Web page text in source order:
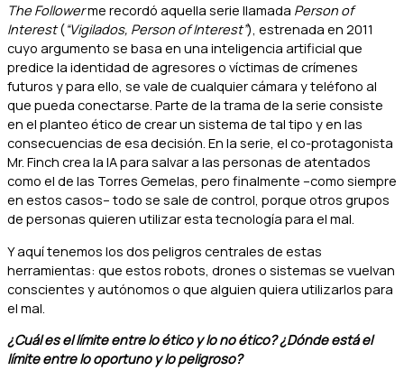
The Followerme recordó aquella serie llamada Person of
Interest(“Vigilados, Person of Interest”), estrenada en 2011
cuyo argumento se basa en una inteligencia artificial que
predice la identidad de agresores o víctimas de crímenes
futuros y para ello, se vale de cualquier cámara y teléfono al
que pueda conectarse. Parte de la trama de la serie consiste
en el planteo ético de crear un sistema de tal tipo y en las
consecuencias de esa decisión. En la serie, el co-protagonista
Mr. Finch crea la IA para salvar a las personas de atentados
como el de las Torres Gemelas, pero finalmente –como siempre
en estos casos– todo se sale de control, porque otros grupos
de personas quieren utilizar esta tecnología para el mal.
Y aquí tenemos los dos peligros centrales de estas
herramientas: que estos robots, drones o sistemas se vuelvan
conscientes y autónomos o que alguien quiera utilizarlos para
el mal.
¿Cuál es el límite entre lo ético y lo no ético? ¿Dónde está el
límite entre lo oportuno y lo peligroso?